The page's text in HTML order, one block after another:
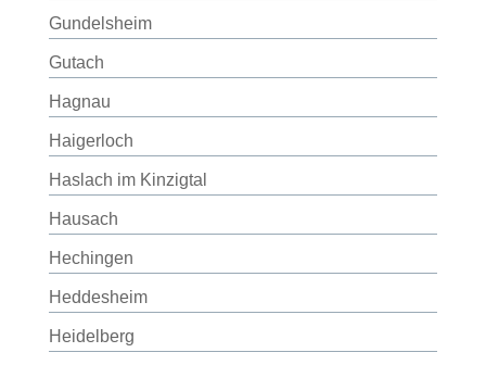
Gundelsheim
Gutach
Hagnau
Haigerloch
Haslach im Kinzigtal
Hausach
Hechingen
Heddesheim
Heidelberg